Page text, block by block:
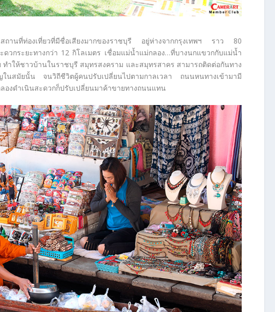
ถานที่ท่องเที่ยวที่มีชื่อเสียงมากของราชบุรี อยู่ห่างจากกรุงเทพฯ ราว 80
วกระยะทางกว่า 12 กิโลเมตร เชื่อมแม่น้ำแม่กลอง…ที่บางนกแขวกกับแม่น้ำ
ำให้ชาวบ้านในราชบุรี สมุทรสงคราม และสมุทรสาคร สามารถติดต่อกันทาง
นสมัยนั้น จนวิถีชีวิตผู้คนปรับเปลี่ยนไปตามกาลเวลา ถนนหนทางเข้ามามี
งดำเนินสะดวกก็ปรับเปลี่ยนมาค้าขายทางถนนแทน